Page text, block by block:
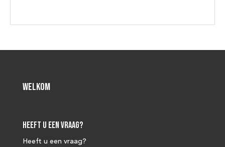
Welkom
Heeft u een vraag?
Heeft u een vraag?